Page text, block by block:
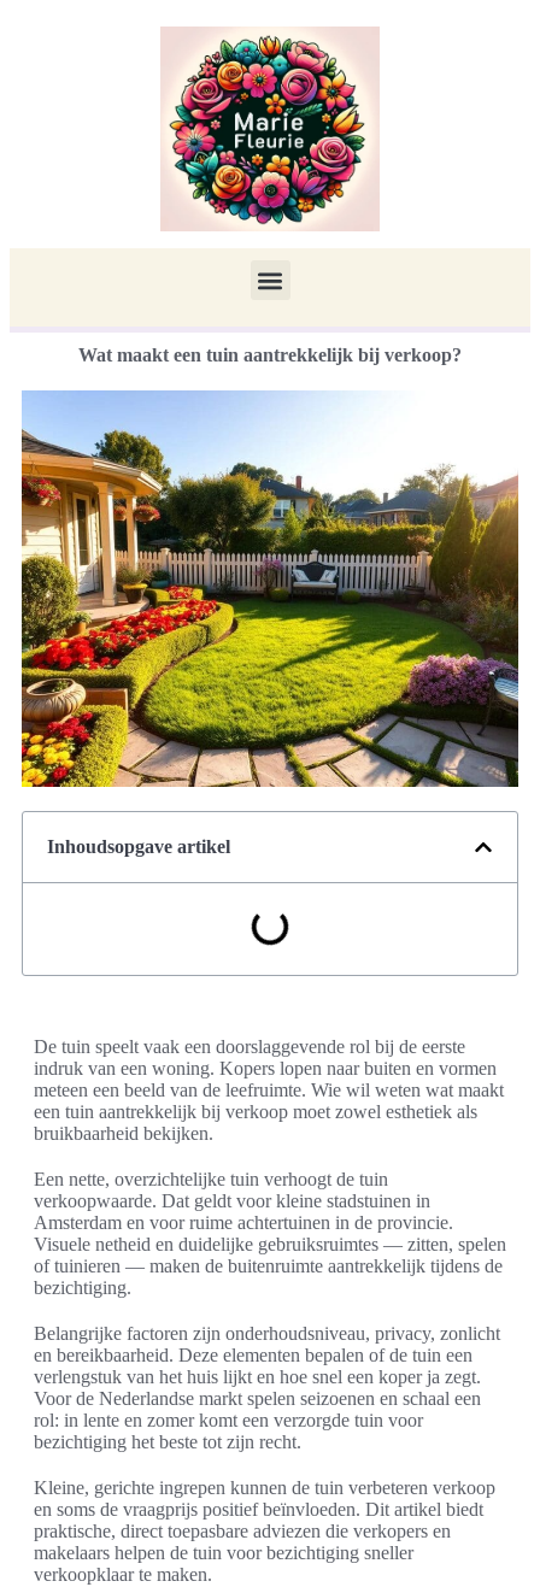
Wat maakt een tuin aantrekkelijk bij verkoop?
Inhoudsopgave artikel
De tuin speelt vaak een doorslaggevende rol bij de eerste
indruk van een woning. Kopers lopen naar buiten en vormen
meteen een beeld van de leefruimte. Wie wil weten wat maakt
een tuin aantrekkelijk bij verkoop moet zowel esthetiek als
bruikbaarheid bekijken.
Een nette, overzichtelijke tuin verhoogt de tuin
verkoopwaarde. Dat geldt voor kleine stadstuinen in
Amsterdam en voor ruime achtertuinen in de provincie.
Visuele netheid en duidelijke gebruiksruimtes — zitten, spelen
of tuinieren — maken de buitenruimte aantrekkelijk tijdens de
bezichtiging.
Belangrijke factoren zijn onderhoudsniveau, privacy, zonlicht
en bereikbaarheid. Deze elementen bepalen of de tuin een
verlengstuk van het huis lijkt en hoe snel een koper ja zegt.
Voor de Nederlandse markt spelen seizoenen en schaal een
rol: in lente en zomer komt een verzorgde tuin voor
bezichtiging het beste tot zijn recht.
Kleine, gerichte ingrepen kunnen de tuin verbeteren verkoop
en soms de vraagprijs positief beïnvloeden. Dit artikel biedt
praktische, direct toepasbare adviezen die verkopers en
makelaars helpen de tuin voor bezichtiging sneller
verkoopklaar te maken.